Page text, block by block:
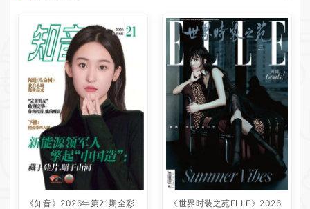
《知音》2026年第21期全彩
《世界时装之苑ELLE》2026